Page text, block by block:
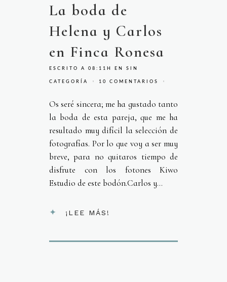
La boda de
Helena y Carlos
en Finca Ronesa
ESCRITO A 08:11H EN SIN
CATEGORÍA 10 COMENTARIOS
Os seré sincera; me ha gustado tanto
la boda de esta pareja, que me ha
resultado muy difícil la selección de
fotografías. Por lo que voy a ser muy
breve, para no quitaros tiempo de
disfrute con los fotones Kiwo
Estudio de este bodón.Carlos y...
¡LEE MÁS!